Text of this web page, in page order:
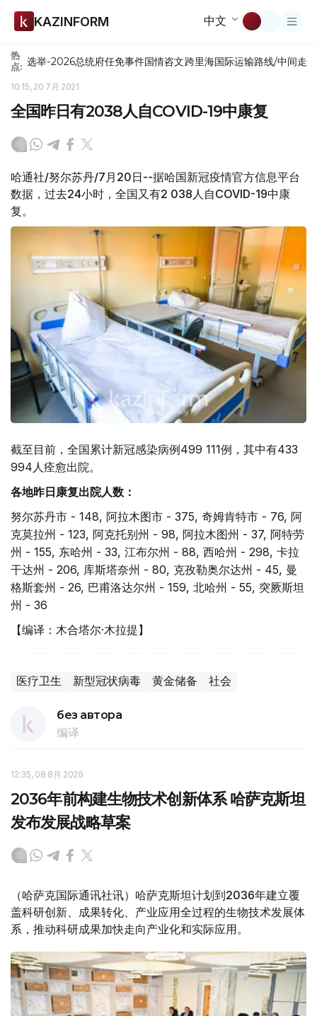
KAZINFORM 中文
热
点: 选举-2026总统府任免事件国情咨文跨里海国际运输路线/中间走廊
10:15, 20 7月 2021
全国昨日有2038人自COVID-19中康复
哈通社/努尔苏丹/7月20日--据哈国新冠疫情官方信息平台
数据，过去24小时，全国又有2 038人自COVID-19中康
复。
截至目前，全国累计新冠感染病例499 111例，其中有433
994人痊愈出院。
各地昨日康复出院人数：
努尔苏丹市 - 148, 阿拉木图市 - 375, 奇姆肯特市 - 76, 阿
克莫拉州 - 123, 阿克托别州 - 98, 阿拉木图州 - 37, 阿特劳
州 - 155, 东哈州 - 33, 江布尔州 - 88, 西哈州 - 298, 卡拉
干达州 - 206, 库斯塔奈州 - 80, 克孜勒奥尔达州 - 45, 曼
格斯套州 - 26, 巴甫洛达尔州 - 159, 北哈州 - 55, 突厥斯坦
州 - 36
【编译：木合塔尔·木拉提】
医疗卫生 新型冠状病毒 黄金储备 社会
без автора
编译
12:35, 08 8月 2026
2036年前构建生物技术创新体系 哈萨克斯坦
发布发展战略草案
（哈萨克国际通讯社讯）哈萨克斯坦计划到2036年建立覆
盖科研创新、成果转化、产业应用全过程的生物技术发展体
系，推动科研成果加快走向产业化和实际应用。